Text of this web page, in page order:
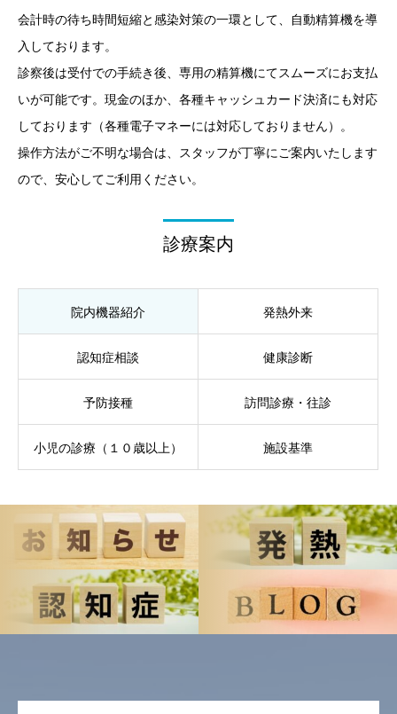
会計時の待ち時間短縮と感染対策の一環として、自動精算機を導
入しております。
診察後は受付での手続き後、専用の精算機にてスムーズにお支払
いが可能です。現金のほか、各種キャッシュカード決済にも対応
しております（各種電子マネーには対応しておりません）。
操作方法がご不明な場合は、スタッフが丁寧にご案内いたします
ので、安心してご利用ください。
診療案内
院内機器紹介 発熱外来
認知症相談 健康診断
予防接種 訪問診療・往診
小児の診療（１０歳以上） 施設基準